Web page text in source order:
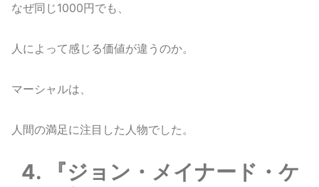
なぜ同じ1000円でも、
人によって感じる価値が違うのか。
マーシャルは、
人間の満足に注目した人物でした。
4. 『ジョン・メイナード・ケ